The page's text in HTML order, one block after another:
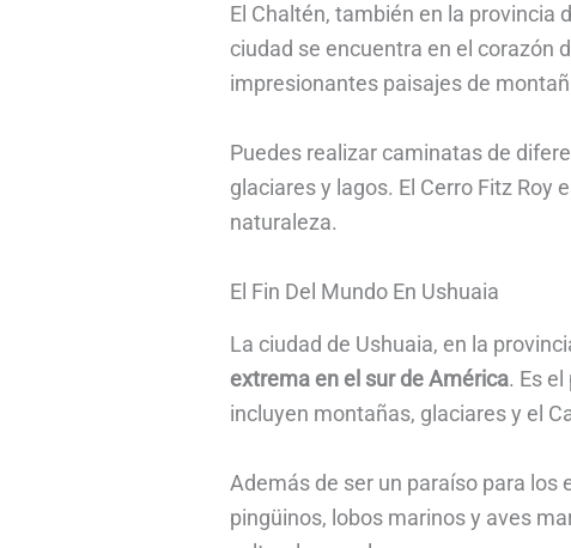
El Chaltén, también en la provincia
ciudad se encuentra en el corazón
impresionantes paisajes de
Puedes realizar caminatas de
glaciares y lagos. El Cerro Fitz Roy
naturaleza.
El Fin Del Mundo En Ushuaia
La ciudad de Ushuaia, en la
extrema en el sur de América. Es
incluyen montañas, glaciares y el
Además de ser un paraíso para
pingüinos, lobos marinos y aves